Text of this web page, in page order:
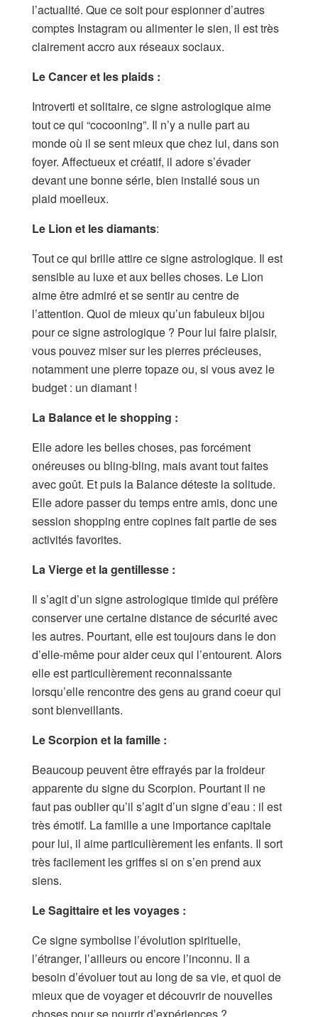
l’actualité. Que ce soit pour espionner d’autres
comptes Instagram ou alimenter le sien, il est très
clairement accro aux réseaux sociaux.
Le Cancer et les plaids :
Introverti et solitaire, ce signe astrologique aime
tout ce qui “cocooning”. Il n’y a nulle part au
monde où il se sent mieux que chez lui, dans son
foyer. Affectueux et créatif, il adore s’évader
devant une bonne série, bien installé sous un
plaid moelleux.
Le Lion et les diamants:
Tout ce qui brille attire ce signe astrologique. Il est
sensible au luxe et aux belles choses. Le Lion
aime être admiré et se sentir au centre de
l’attention. Quoi de mieux qu’un fabuleux bijou
pour ce signe astrologique ? Pour lui faire plaisir,
vous pouvez miser sur les pierres précieuses,
notamment une pierre topaze ou, si vous avez le
budget : un diamant !
La Balance et le shopping :
Elle adore les belles choses, pas forcément
onéreuses ou bling-bling, mais avant tout faites
avec goût. Et puis la Balance déteste la solitude.
Elle adore passer du temps entre amis, donc une
session shopping entre copines fait partie de ses
activités favorites.
La Vierge et la gentillesse :
Il s’agit d’un signe astrologique timide qui préfère
conserver une certaine distance de sécurité avec
les autres. Pourtant, elle est toujours dans le don
d’elle-même pour aider ceux qui l’entourent. Alors
elle est particulièrement reconnaissante
lorsqu’elle rencontre des gens au grand coeur qui
sont bienveillants.
Le Scorpion et la famille :
Beaucoup peuvent être effrayés par la froideur
apparente du signe du Scorpion. Pourtant il ne
faut pas oublier qu’il s’agit d’un signe d’eau : il est
très émotif. La famille a une importance capitale
pour lui, il aime particulièrement les enfants. Il sort
très facilement les griffes si on s’en prend aux
siens.
Le Sagittaire et les voyages :
Ce signe symbolise l’évolution spirituelle,
l’étranger, l’ailleurs ou encore l’inconnu. Il a
besoin d’évoluer tout au long de sa vie, et quoi de
mieux que de voyager et découvrir de nouvelles
choses pour se nourrir d’expériences ?